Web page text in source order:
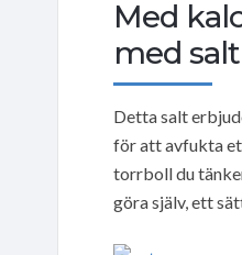
Med
med salt
Detta salt
för att avfukta
torrboll du
göra själv, ett